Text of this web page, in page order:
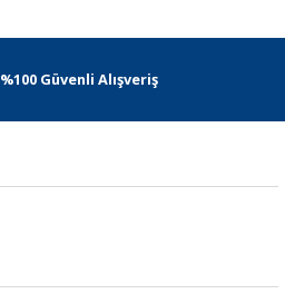
%100 Güvenli Alışveriş